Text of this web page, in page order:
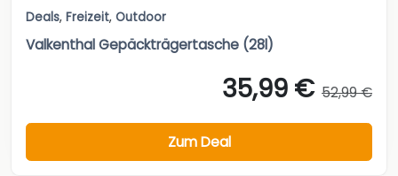
Deals, Freizeit, Outdoor
Valkenthal Gepäckträgertasche (28l)
35,99 € 52,99 €
Zum Deal